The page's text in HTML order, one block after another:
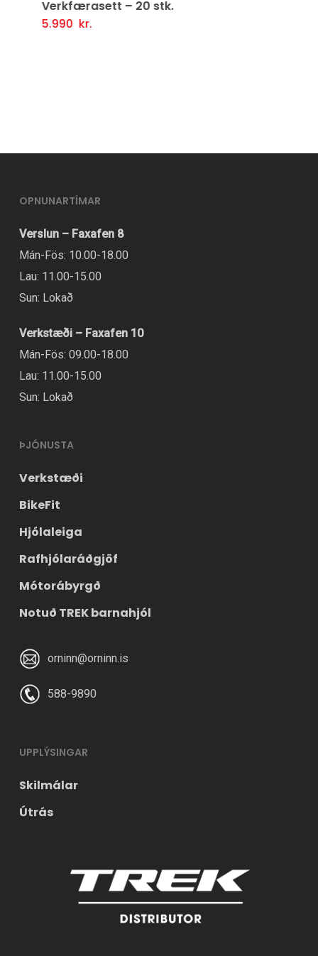
Verkfærasett – 20 stk.
5.990 kr.
Setja Í Körfu
OPNUNARTÍMAR
Verslun – Faxafen 8
Mán-Fös: 10.00-18.00
Lau: 11.00-15.00
Sun: Lokað
Verkstæði – Faxafen 10
Mán-Fös: 09.00-18.00
Lau: 11.00-15.00
Sun: Lokað
ÞJÓNUSTA
Verkstæði
BikeFit
Hjólaleiga
Rafhjólaráðgjöf
Mótorábyrgð
Notuð TREK barnahjól
orninn@orninn.is
588-9890
UPPLÝSINGAR
Skilmálar
Útrás